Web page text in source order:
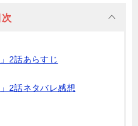
次
2話あらすじ
2話ネタバレ感想